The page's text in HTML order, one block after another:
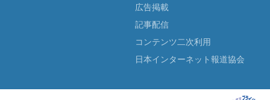
広告掲載
記事配信
コンテンツ二次利用
日本インターネット報道協会